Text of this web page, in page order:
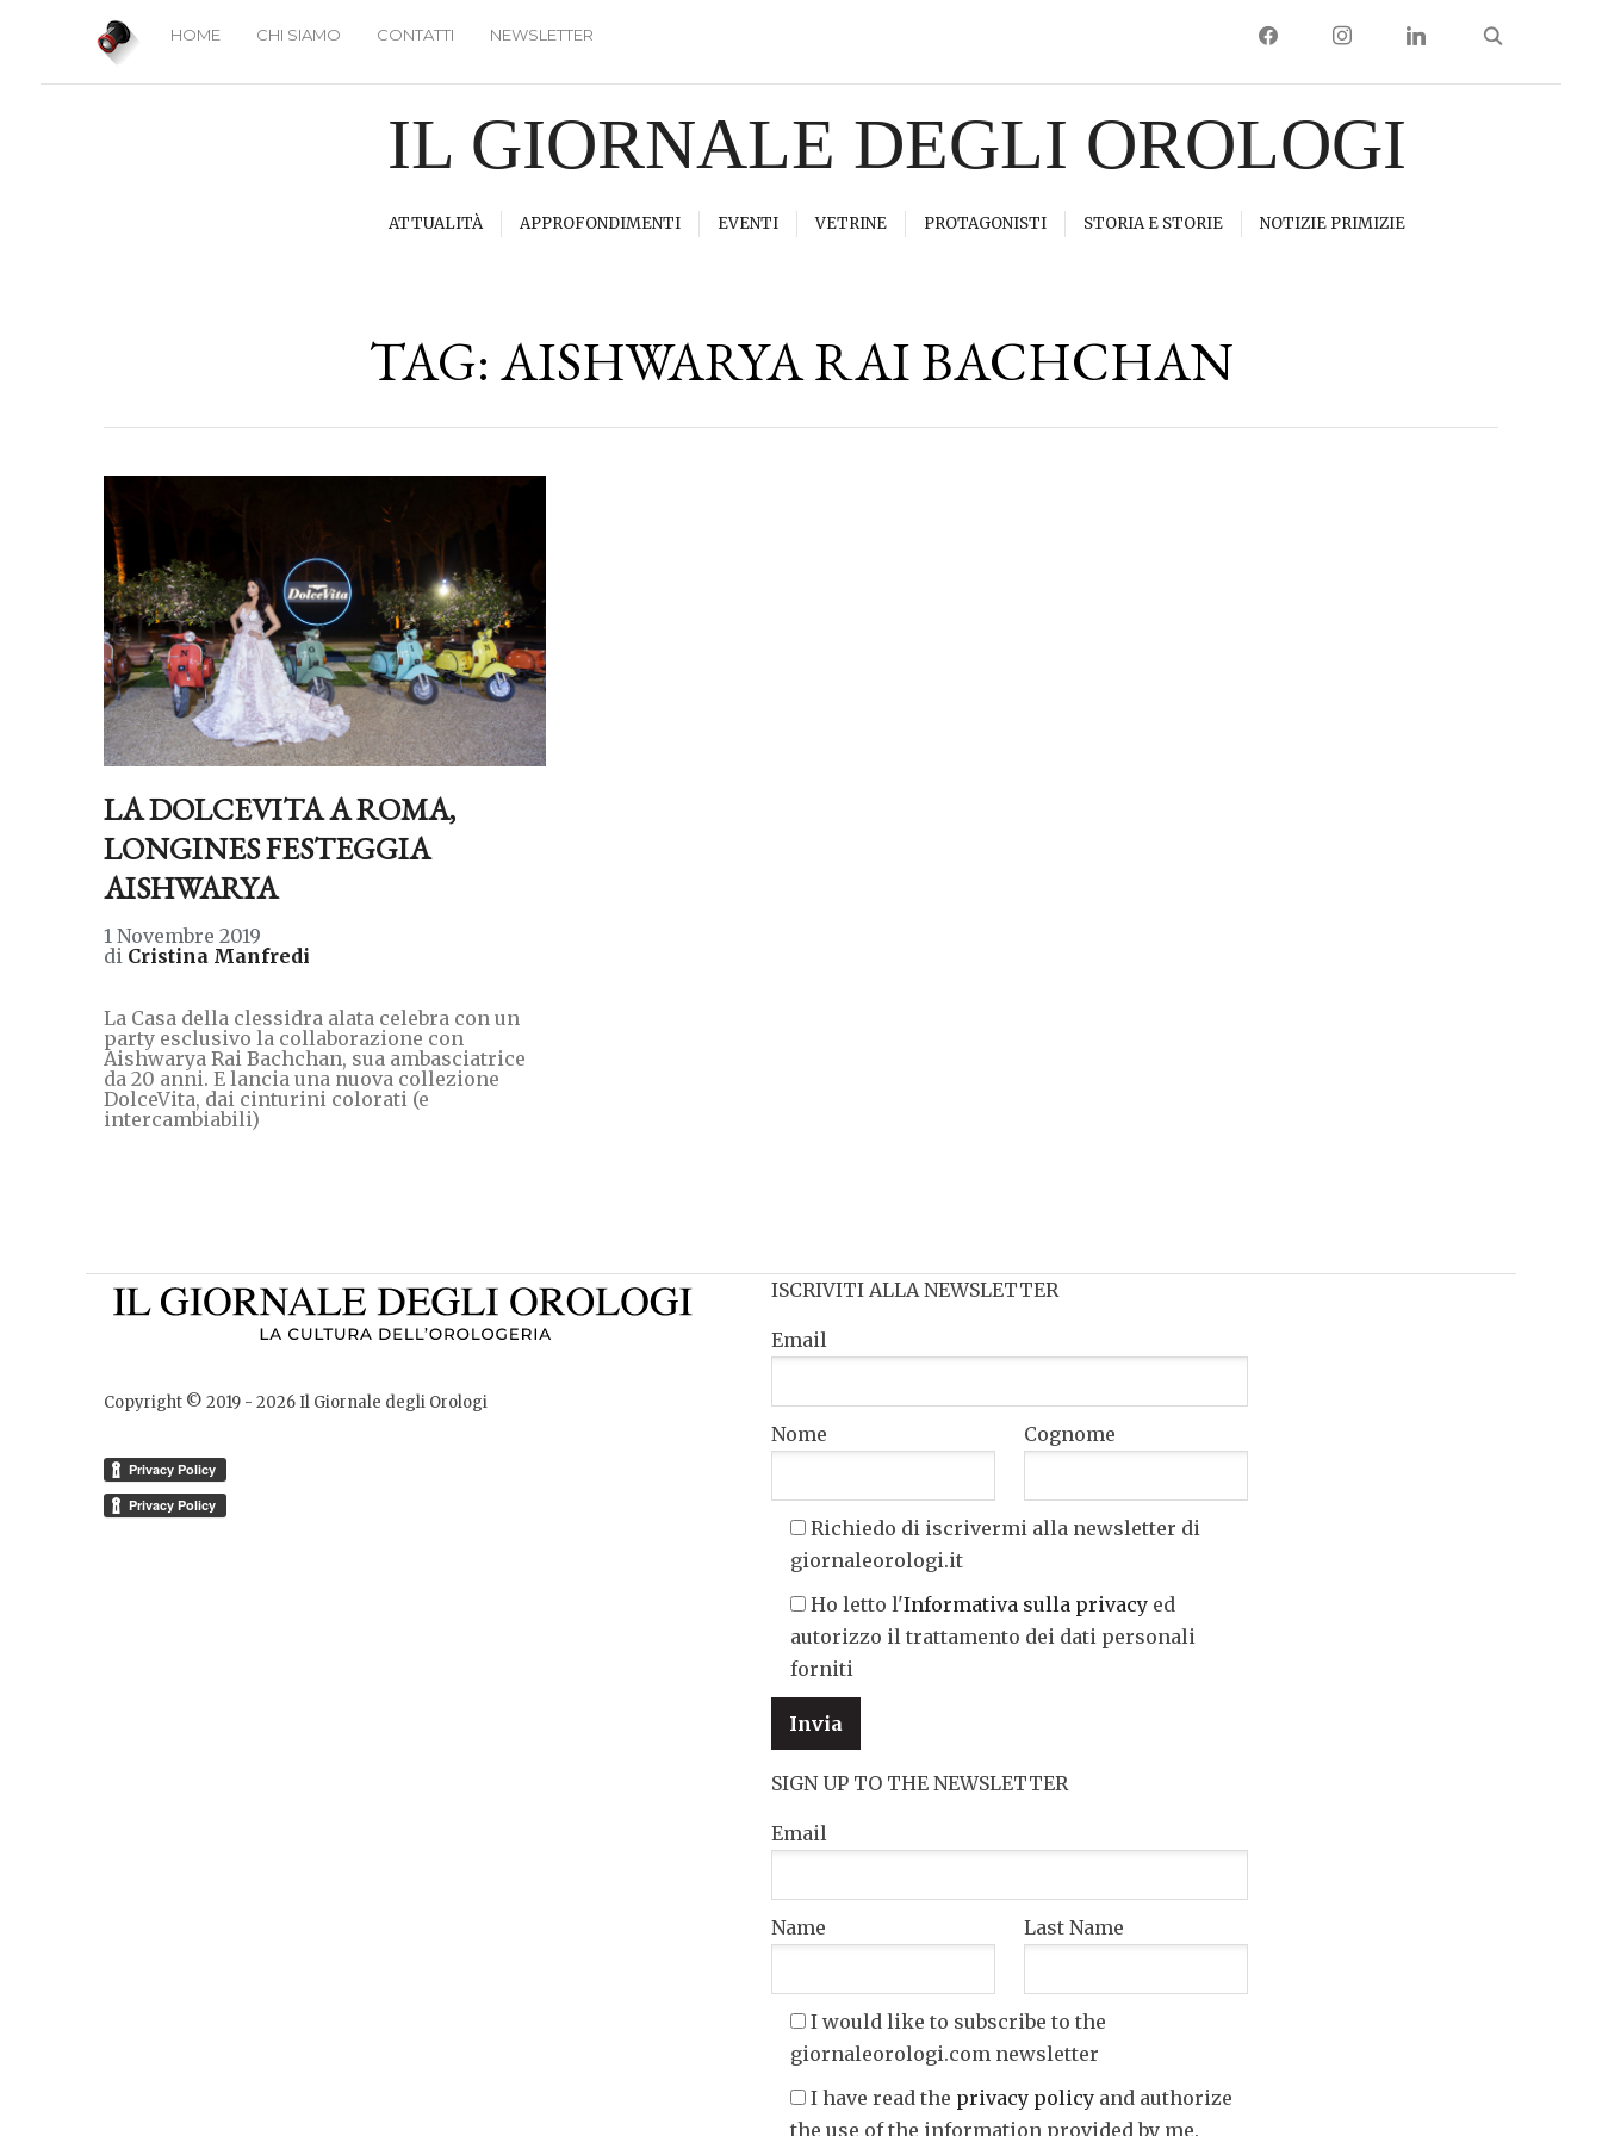
HOME CHI SIAMO CONTATTI NEWSLETTER FACEBOOKINSTAGRAMLINKEDIN
IL GIORNALE DEGLI OROLOGI
ATTUALITÀ APPROFONDIMENTI EVENTI VETRINE PROTAGONISTI STORIA E STORIE NOTIZIE PRIMIZIE
TAG: AISHWARYA RAI BACHCHAN
LA DOLCEVITA A ROMA,
LONGINES FESTEGGIA
AISHWARYA
1 Novembre 2019
di Cristina Manfredi
La Casa della clessidra alata celebra con un
party esclusivo la collaborazione con
Aishwarya Rai Bachchan, sua ambasciatrice
da 20 anni. E lancia una nuova collezione
DolceVita, dai cinturini colorati (e
intercambiabili)
Copyright © 2019 - 2026Il Giornale degli Orologi
ISCRIVITI ALLA NEWSLETTER
Email
Nome Cognome
Richiedo di iscrivermi alla newsletter di
giornaleorologi.it
Ho letto l'Informativa sulla privacy ed
autorizzo il trattamento dei dati personali
forniti
SIGN UP TO THE NEWSLETTER
Email
Name Last Name
I would like to subscribe to the
giornaleorologi.com newsletter
I have read the privacy policy and authorize
the use of the information provided by me.